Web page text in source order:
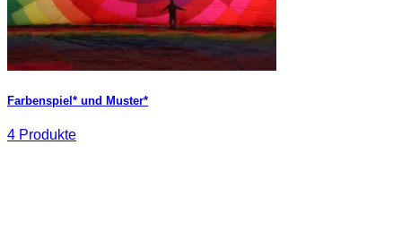
Farbenspiel* und Muster*
4 Produkte